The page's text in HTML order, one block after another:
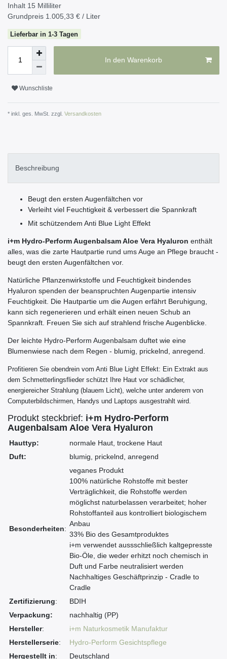
Inhalt 15 Milliliter
Grundpreis 1.005,33 € / Liter
Lieferbar in 1-3 Tagen
In den Warenkorb
Wunschliste
* inkl. ges. MwSt. zzgl. Versandkosten
Beschreibung
Beugt den ersten Augenfältchen vor
Verleiht viel Feuchtigkeit & verbessert die Spannkraft
Mit schützendem Anti Blue Light Effekt
i+m Hydro-Perform Augenbalsam Aloe Vera Hyaluron enthält
alles, was die zarte Hautpartie rund ums Auge an Pflege braucht -
beugt den ersten Augenfältchen vor.
Natürliche Pflanzenwirkstoffe und Feuchtigkeit bindendes
Hyaluron spenden der beanspruchten Augenpartie intensiv
Feuchtigkeit. Die Hautpartie um die Augen erfährt Beruhigung,
kann sich regenerieren und erhält einen neuen Schub an
Spannkraft. Freuen Sie sich auf strahlend frische Augenblicke.
Der leichte Hydro-Perform Augenbalsam duftet wie eine
Blumenwiese nach dem Regen - blumig, prickelnd, anregend.
Profitieren Sie obendrein vom Anti Blue Light Effekt: Ein Extrakt aus
dem Schmetterlingsflieder schützt Ihre Haut vor schädlicher,
energiereicher Strahlung (blauem Licht), welche unter anderem von
Computerbildschirmen, Handys und Laptops ausgestrahlt wird.
Produkt steckbrief: i+m Hydro-Perform
Augenbalsam Aloe Vera Hyaluron
Hauttyp:
normale Haut, trockene Haut
Duft:
blumig, prickelnd, anregend
Besonderheiten:
veganes Produkt
100% natürliche Rohstoffe mit bester
Verträglichkeit, die Rohstoffe werden
möglichst naturbelassen verarbeitet; hoher
Rohstoffanteil aus kontrolliert biologischem
Anbau
33% Bio des Gesamtproduktes
i+m verwendet aussschließlich kaltgepresste
Bio-Öle, die weder erhitzt noch chemisch in
Duft und Farbe neutralisiert werden
Nachhaltiges Geschäftprinzip - Cradle to
Cradle
Zertifizierung:
BDIH
Verpackung:
nachhaltig (PP)
Hersteller:
i+m Naturkosmetik Manufaktur
Herstellerserie: Hydro-Perform Gesichtspflege
Hergestellt in: Deutschland